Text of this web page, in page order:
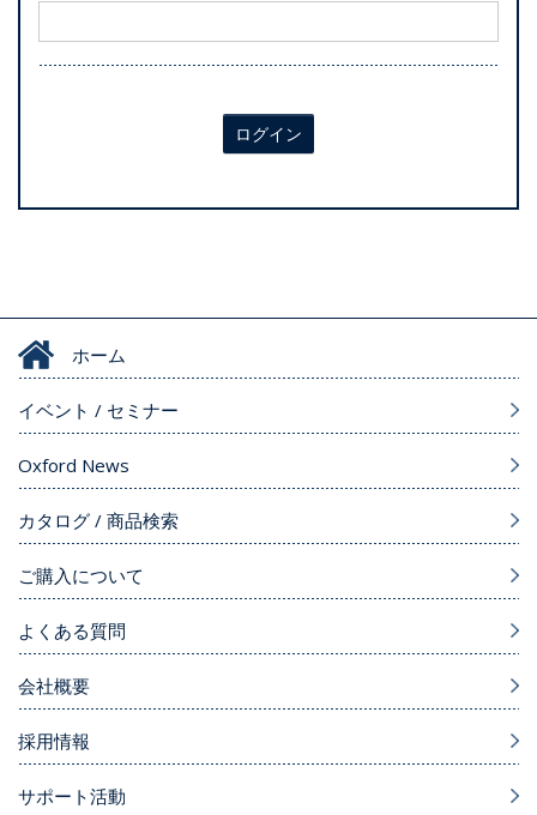
ログイン
ホーム
イベント / セミナー
Oxford News
カタログ / 商品検索
ご購入について
よくある質問
会社概要
採用情報
サポート活動